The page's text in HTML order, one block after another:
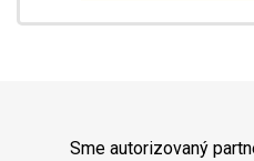
Sme autorizovaný